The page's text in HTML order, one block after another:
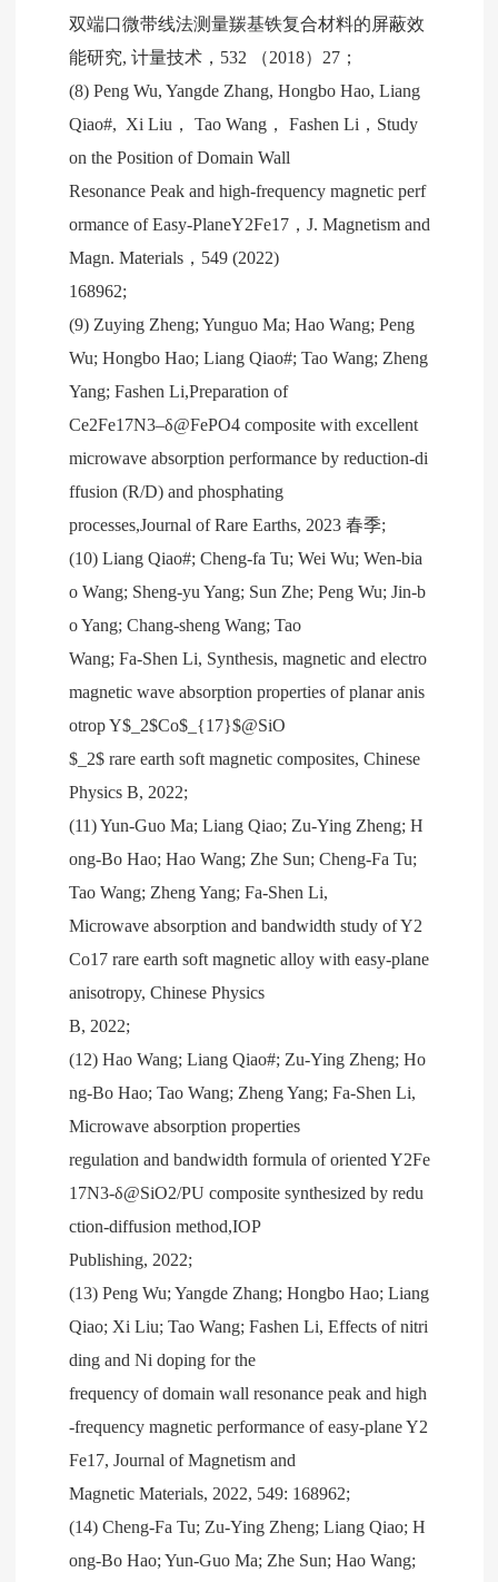
双端口微带线法测量羰基铁复合材料的屏蔽效
能研究, 计量技术，532 （2018）27；
(8) Peng Wu, Yangde Zhang, Hongbo Hao, Liang
Qiao#, Xi Liu， Tao Wang， Fashen Li，Study
on the Position of Domain Wall
Resonance Peak and high-frequency magnetic perf
ormance of Easy-PlaneY2Fe17，J. Magnetism and
Magn. Materials，549 (2022)
168962;
(9) Zuying Zheng; Yunguo Ma; Hao Wang; Peng
Wu; Hongbo Hao; Liang Qiao#; Tao Wang; Zheng
Yang; Fashen Li,Preparation of
Ce2Fe17N3–δ@FePO4 composite with excellent
microwave absorption performance by reduction-di
ffusion (R/D) and phosphating
processes,Journal of Rare Earths, 2023 春季;
(10) Liang Qiao#; Cheng-fa Tu; Wei Wu; Wen-bia
o Wang; Sheng-yu Yang; Sun Zhe; Peng Wu; Jin-b
o Yang; Chang-sheng Wang; Tao
Wang; Fa-Shen Li, Synthesis, magnetic and electro
magnetic wave absorption properties of planar anis
otrop Y$_2$Co$_{17}$@SiO
$_2$ rare earth soft magnetic composites, Chinese
Physics B, 2022;
(11) Yun-Guo Ma; Liang Qiao; Zu-Ying Zheng; H
ong-Bo Hao; Hao Wang; Zhe Sun; Cheng-Fa Tu;
Tao Wang; Zheng Yang; Fa-Shen Li,
Microwave absorption and bandwidth study of Y2
Co17 rare earth soft magnetic alloy with easy-plane
anisotropy, Chinese Physics
B, 2022;
(12) Hao Wang; Liang Qiao#; Zu-Ying Zheng; Ho
ng-Bo Hao; Tao Wang; Zheng Yang; Fa-Shen Li,
Microwave absorption properties
regulation and bandwidth formula of oriented Y2Fe
17N3-δ@SiO2/PU composite synthesized by redu
ction-diffusion method,IOP
Publishing, 2022;
(13) Peng Wu; Yangde Zhang; Hongbo Hao; Liang
Qiao; Xi Liu; Tao Wang; Fashen Li, Effects of nitri
ding and Ni doping for the
frequency of domain wall resonance peak and high
-frequency magnetic performance of easy-plane Y2
Fe17, Journal of Magnetism and
Magnetic Materials, 2022, 549: 168962;
(14) Cheng-Fa Tu; Zu-Ying Zheng; Liang Qiao; H
ong-Bo Hao; Yun-Guo Ma; Zhe Sun; Hao Wang;